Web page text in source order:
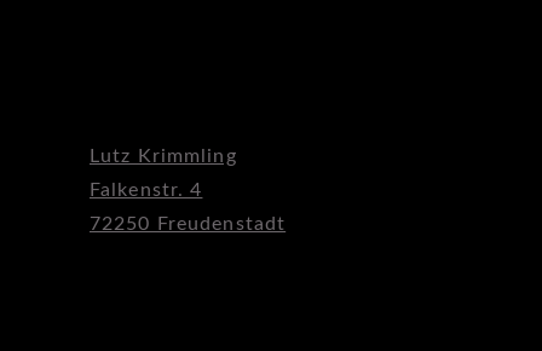
Lutz Krimmling
Falkenstr. 4
72250 Freudenstadt